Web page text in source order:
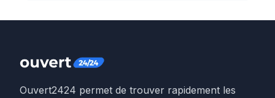
Ouvert2424 permet de trouver rapidement les